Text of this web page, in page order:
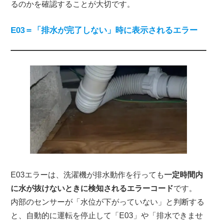
るのかを確認することが大切です。
E03＝「排水が完了しない」時に表示されるエラー
E03エラーは、洗濯機が排水動作を行っても一定時間内
に水が抜けないときに検知されるエラーコードです。
内部のセンサーが「水位が下がっていない」と判断する
と、自動的に運転を停止して「E03」や「排水できませ